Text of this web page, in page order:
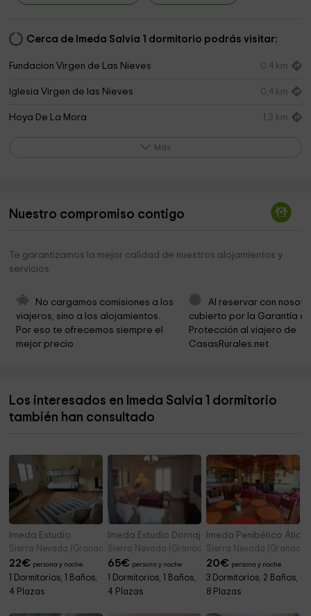
Cerca de Imeda Salvia 1 dormitorio podrás visitar:
Fundacion Virgen de Las Nieves 0,4 km
Iglesia Virgen de las Nieves 0,4 km
Hoya De La Mora 1,3 km
Sierra nevada 4,7 km
Cerro de La Cima
Collado de algualcil
the drover | Sierra Nevada | donkeys and mountains
Ayuntamiento de Güéjar Sierra 8,0 km
Parroquia Nuestra Señora Del Rosario 8,0 km
Más
Nuestro compromiso contigo
Te garantizamos la mejor calidad de nuestros alojamientos y
servicios
No cargamos comisiones a los
viajeros, sino a los alojamientos.
Por eso te ofrecemos siempre el
mejor precio.
Al reservar con
cubierto por la Garantía
Protección al viajero de
CasasRurales.net
Los interesados en Imeda Salvia 1 dormitorio
también han consultado
Imeda Estudio
Sierra Nevada (Granada)
22€ persona y noche
1 Dormitorios, 1 Baños,
4 Plazas
Imeda Estudio Dornajo
Sierra Nevada (Granada)
65€ persona y noche
1 Dormitorios, 1 Baños,
4 Plazas
Imeda Penibético
Sierra Nevada (Granada)
20€ persona y noche
3 Dormitorios, 2 Baños,
8 Plazas